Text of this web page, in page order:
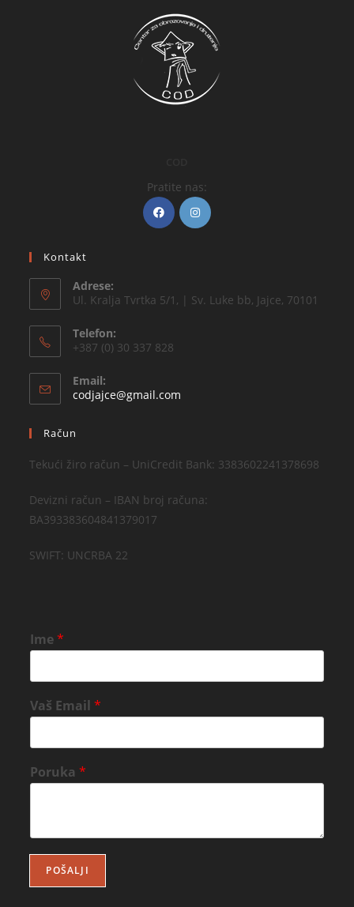
Pratite nas:
Kontakt
Adrese:
Ul. Kralja Tvrtka 5/1, | Sv. Luke bb, Jajce, 70101
Telefon:
+387 (0) 30 337 828
Email:
codjajce@gmail.com
Račun
Tekući žiro račun – UniCredit Bank: 3383602241378698
Devizni račun – IBAN broj računa:
BA393383604841379017
SWIFT: UNCRBA 22
Ime*
Vaš Email*
Poruka*
POŠALJI